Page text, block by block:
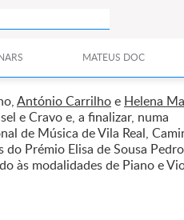
MATEUS DOC
António Carrilhoe Helena
e Cravo e, a finalizar, numa
de Música de Vila Real,
Prémio Elisa de Sousa
às modalidades de Piano e